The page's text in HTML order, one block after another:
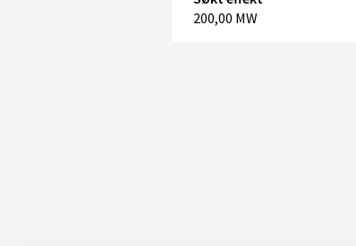
200,00 MW